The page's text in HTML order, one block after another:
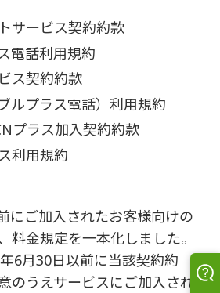
サービス契約約款
電話利用規約
ス契約約款
ルプラス電話）利用規約
プラス加入契約約款
利用規約
にご加入されたお客様向けの
料金規定を一本化しました。
6月30日以前に当該契約約
のうえサービスにご加入され